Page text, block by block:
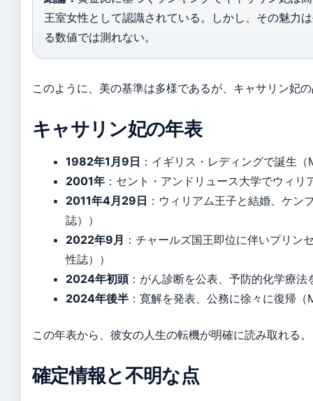
王室女性として認識されている。しかし、その魅力
る数値では測れない。
このように、美の基準は多様であるが、キャサリン妃
キャサリン妃の年表
1982年1月9日 ：イギリス・レディングで誕生
2001年 ：セント・アンドリュース大学でウィ
2011年4月29日 ：ウィリアム王子と結婚、ケ
誌））
2022年9月 ：チャールズ国王即位に伴いプリ
性誌））
2024年初頭 ：がん診断を公表、予防的化学療
2024年後半 ：寛解を発表、公務に徐々に復帰
この年表から、彼女の人生の転機が明確に読み取れる。
確定情報と不明な点